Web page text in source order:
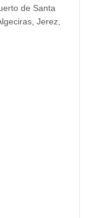
de Santa
Jerez,